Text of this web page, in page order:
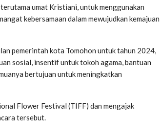
umat Kristiani, untuk menggunakan
kebersamaan dalam mewujudkan kemajuan
pemerintah kota Tomohon untuk tahun 2024,
sosial, insentif untuk tokoh agama, bantuan
bertujuan untuk meningkatkan
Flower Festival (TIFF) dan mengajak
tersebut.